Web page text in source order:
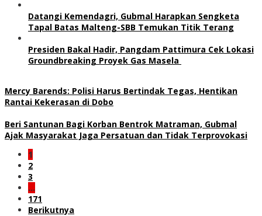
Datangi Kemendagri, Gubmal Harapkan Sengketa
Tapal Batas Malteng-SBB Temukan Titik Terang
Presiden Bakal Hadir, Pangdam Pattimura Cek Lokasi
Groundbreaking Proyek Gas Masela
Mercy Barends: Polisi Harus Bertindak Tegas, Hentikan
Rantai Kekerasan di Dobo
Beri Santunan Bagi Korban Bentrok Matraman, Gubmal
Ajak Masyarakat Jaga Persatuan dan Tidak Terprovokasi
1
2
3
…
171
Berikutnya